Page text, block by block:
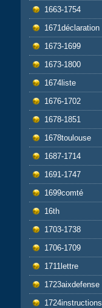
1663-1754
1671déclaration
1673-1699
1673-1800
1674liste
1676-1702
1678-1851
1678toulouse
1687-1714
1691-1747
1699comté
16th
1703-1738
1706-1709
1711lettre
1723aixdefense
1724instructions